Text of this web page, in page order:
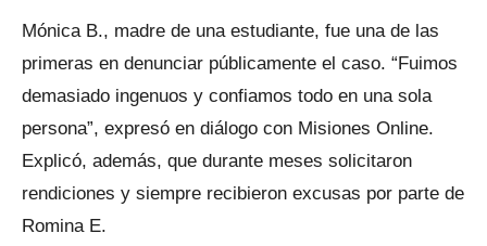
Mónica B., madre de una estudiante, fue una de las
primeras en denunciar públicamente el caso. “Fuimos
demasiado ingenuos y confiamos todo en una sola
persona”, expresó en diálogo con Misiones Online.
Explicó, además, que durante meses solicitaron
rendiciones y siempre recibieron excusas por parte de
Romina E.